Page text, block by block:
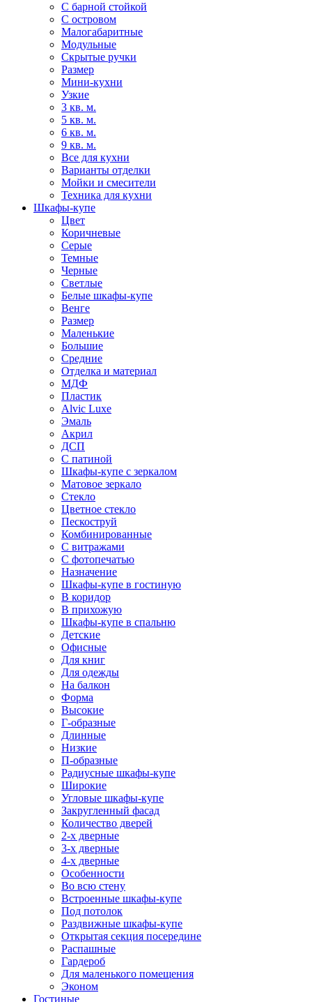
С барной стойкой
С островом
Малогабаритные
Модульные
Скрытые ручки
Размер
Мини-кухни
Узкие
3 кв. м.
5 кв. м.
6 кв. м.
9 кв. м.
Все для кухни
Варианты отделки
Мойки и смесители
Техника для кухни
Шкафы-купе
Цвет
Коричневые
Серые
Темные
Черные
Светлые
Белые шкафы-купе
Венге
Размер
Маленькие
Большие
Средние
Отделка и материал
МДФ
Пластик
Alvic Luxe
Эмаль
Акрил
ДСП
С патиной
Шкафы-купе с зеркалом
Матовое зеркало
Стекло
Цветное стекло
Пескоструй
Комбинированные
С витражами
С фотопечатью
Назначение
Шкафы-купе в гостиную
В коридор
В прихожую
Шкафы-купе в спальню
Детские
Офисные
Для книг
Для одежды
На балкон
Форма
Высокие
Г-образные
Длинные
Низкие
П-образные
Радиусные шкафы-купе
Широкие
Угловые шкафы-купе
Закругленный фасад
Количество дверей
2-х дверные
3-х дверные
4-х дверные
Особенности
Во всю стену
Встроенные шкафы-купе
Под потолок
Раздвижные шкафы-купе
Открытая секция посередине
Распашные
Гардероб
Для маленького помещения
Эконом
Гостиные